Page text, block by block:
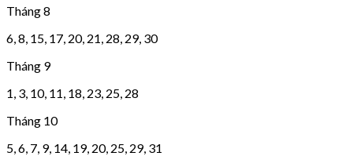
Tháng 8
6, 8, 15, 17, 20, 21, 28, 29, 30
Tháng 9
1, 3, 10, 11, 18, 23, 25, 28
Tháng 10
5, 6, 7, 9, 14, 19, 20, 25, 29, 31